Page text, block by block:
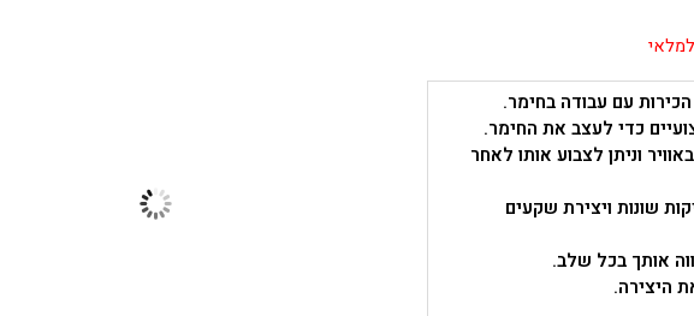
כדי לעצב את החימר.
וניתן לצבוע אותו לאחר
שונות ויצירת שקעים
אותך בכל שלב.
היצירה.